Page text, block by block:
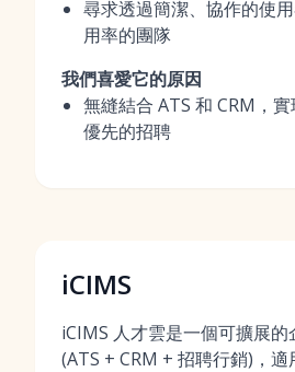
尋求透過簡潔、協作的使
用率的團隊
我們喜愛它的原因
無縫結合 ATS 和 CRM，
優先的招聘
iCIMS
iCIMS 人才雲是一個可擴展的
(ATS + CRM + 招聘行銷)，